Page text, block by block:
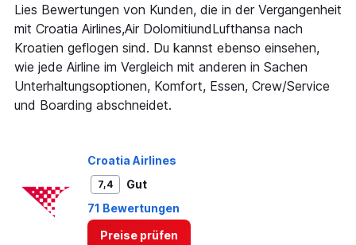
Lies Bewertungen von Kunden, die in der Vergangenheit
mit Croatia Airlines,Air DolomitiundLufthansa nach
Kroatien geflogen sind. Du kannst ebenso einsehen,
wie jede Airline im Vergleich mit anderen in Sachen
Unterhaltungsoptionen, Komfort, Essen, Crew/Service
und Boarding abschneidet.
Croatia Airlines
7,4
Gut
71 Bewertungen
Preise prüfen